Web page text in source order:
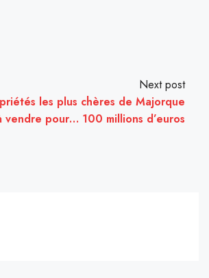
Next post
les plus chères de Majorque
vendre pour… 100 millions d’euros